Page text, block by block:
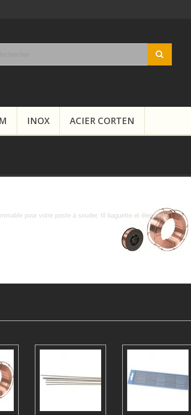
INOX ACIER CORTEN
pour votre poste à souder, fil baguette et électrode.